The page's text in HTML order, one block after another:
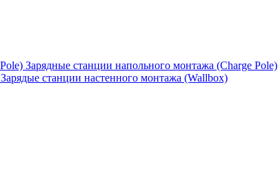
Зарядные станции напольного монтажа (Charge Pole)
Зарядые станции настенного монтажа (Wallbox)